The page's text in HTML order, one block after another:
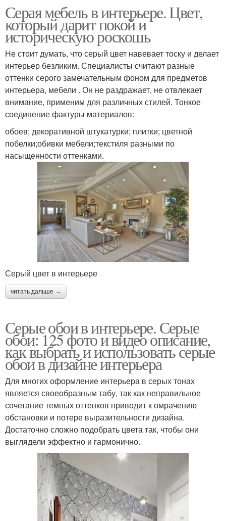
Серая мебель в интерьере. Цвет,
который дарит покой и
историческую роскошь
Не стоит думать, что серый цвет навевает тоску и делает
интерьер безликим. Специалисты считают разные
оттенки серого замечательным фоном для предметов
интерьера, мебели . Он не раздражает, не отвлекает
внимание, применим для различных стилей. Тонкое
соединение фактуры материалов:
обоев; декоративной штукатурки; плитки; цветной
побелки;обивки мебели;текстиля разными по
насыщенности оттенками.
Серый цвет в интерьере
читать дальше →
Серые обои в интерьере. Серые
обои: 125 фото и видео описание,
как выбрать и использовать серые
обои в дизайне интерьера
Для многих оформление интерьера в серых тонах
является своеобразным табу, так как неправильное
сочетание темных оттенков приводит к омрачению
обстановки и потере выразительности дизайна.
Достаточно сложно подобрать цвета так, чтобы они
выглядели эффектно и гармонично.